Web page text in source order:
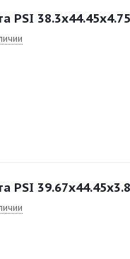
38.3x44.45x4.75